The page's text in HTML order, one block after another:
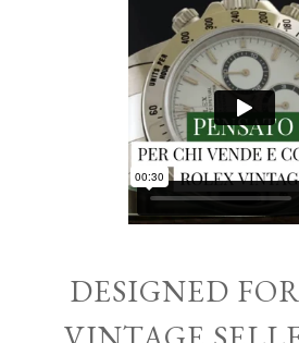
DESIGNED